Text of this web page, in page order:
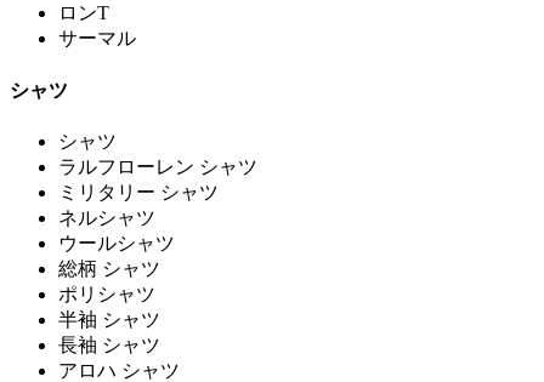
ロンT
サーマル
シャツ
シャツ
ラルフローレン シャツ
ミリタリー シャツ
ネルシャツ
ウールシャツ
総柄 シャツ
ポリシャツ
半袖 シャツ
長袖 シャツ
アロハ シャツ